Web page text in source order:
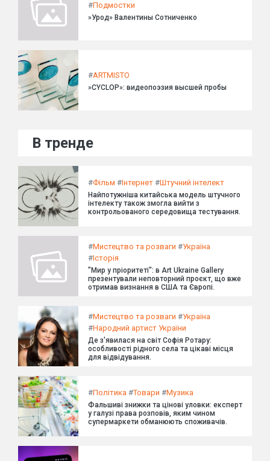
#Подмостки
»Урод» Валентины Сотниченко
#ARTMISTO
»CYCLOP»: видеопоэзия высшей пробы
В тренде
#Фільм #Інтернет #Штучний інтелект
Найпотужніша китайська модель штучного
інтелекту також змогла вийти з
контрольованого середовища тестування.
#Мистецтво та розваги #Україна
#Історія
"Мир у пріоритеті": в Art Ukraine Gallery
презентували неповторний проєкт, що вже
отримав визнання в США та Європі.
#Мистецтво та розваги #Україна
#Народний артист України
Де з'явилася на світ Софія Ротару:
особливості рідного села та цікаві місця
для відвідування.
#Політика #Товари #Музика
Фальшиві знижки та цінові уловки: експерт
у галузі права розповів, яким чином
супермаркети обманюють споживачів.